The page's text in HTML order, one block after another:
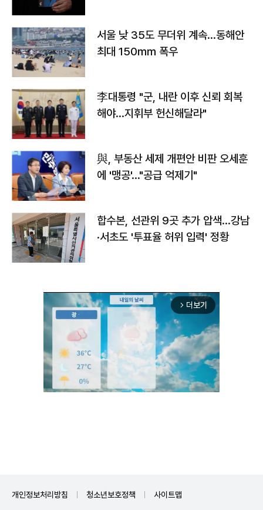
서울 낮 35도 무더위 계속…동해안
최대 150㎜ 폭우
李대통령 "군, 내란 이후 신뢰 회복
해야…지휘부 헌신해달라"
與, 부동산 세제 개편안 비판 오세훈
에 '맹공'…"공급 억제기"
합수본, 선관위 9곳 추가 압색…강남
·서초도 '투표율 허위 입력' 정황
arrow_forward_ios 더보기
개인정보처리방침 청소년보호정책 사이트맵